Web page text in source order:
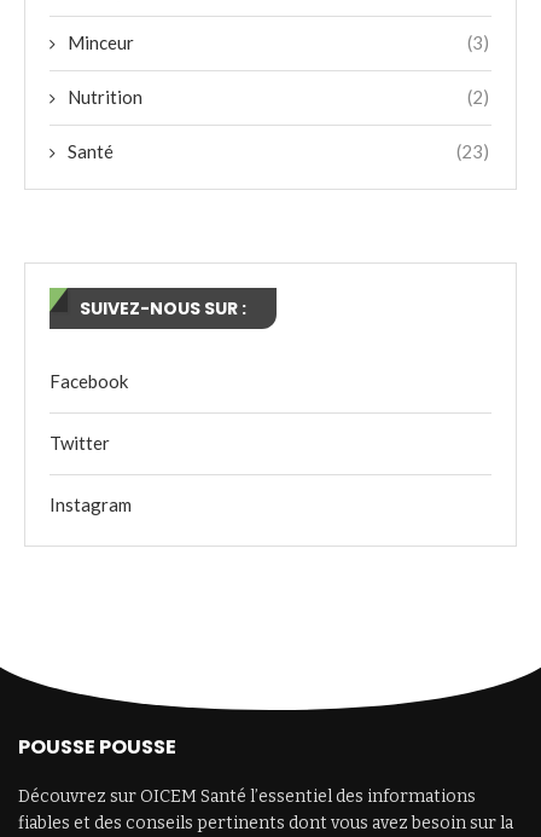
Minceur (3)
Nutrition (2)
Santé (23)
SUIVEZ-NOUS SUR :
Facebook
Twitter
Instagram
POUSSE POUSSE
Découvrez sur OICEM Santé l’essentiel des informations
fiables et des conseils pertinents dont vous avez besoin sur la